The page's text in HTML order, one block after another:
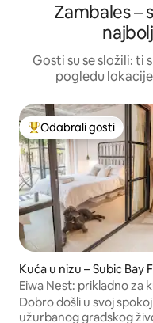
Zambales –
Gosti su se složili: ti
pogledu
Među najviše
Odabrali gosti
Kuća u nizu – Subic Bay
port Zone
Eiwa Nest: prikladno za
Netflix, doručak, kada!
Dobro došli u svoj
užurbanog gradskog